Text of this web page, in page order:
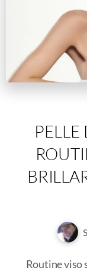
PELLE
Routine viso